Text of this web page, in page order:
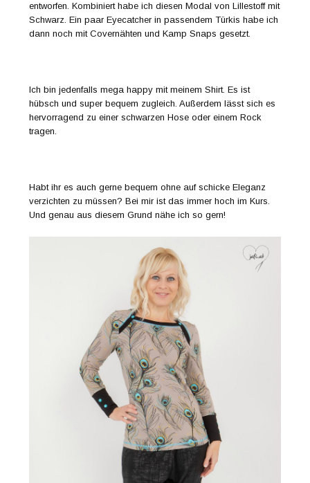
entworfen. Kombiniert habe ich diesen Modal von Lillestoff mit
Schwarz. Ein paar Eyecatcher in passendem Türkis habe ich
dann noch mit Covernähten und Kamp Snaps gesetzt.
Ich bin jedenfalls mega happy mit meinem Shirt. Es ist
hübsch und super bequem zugleich. Außerdem lässt sich es
hervorragend zu einer schwarzen Hose oder einem Rock
tragen.
Habt ihr es auch gerne bequem ohne auf schicke Eleganz
verzichten zu müssen? Bei mir ist das immer hoch im Kurs.
Und genau aus diesem Grund nähe ich so gern!